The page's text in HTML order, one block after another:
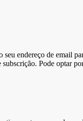
seu endereço de email
Pode optar